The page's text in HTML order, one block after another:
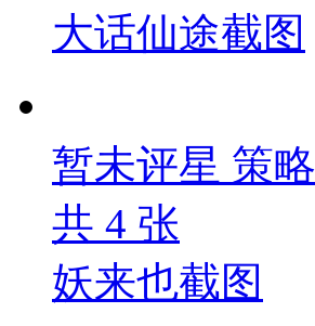
大话仙途截图
暂未评星 策略
共 4 张
妖来也截图